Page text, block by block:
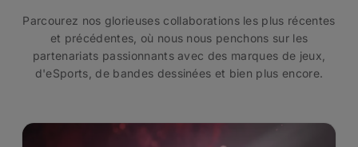
Parcourez nos glorieuses collaborations les plus récentes
et précédentes, où nous nous penchons sur les
partenariats passionnants avec des marques de jeux,
d'eSports, de bandes dessinées et bien plus encore.